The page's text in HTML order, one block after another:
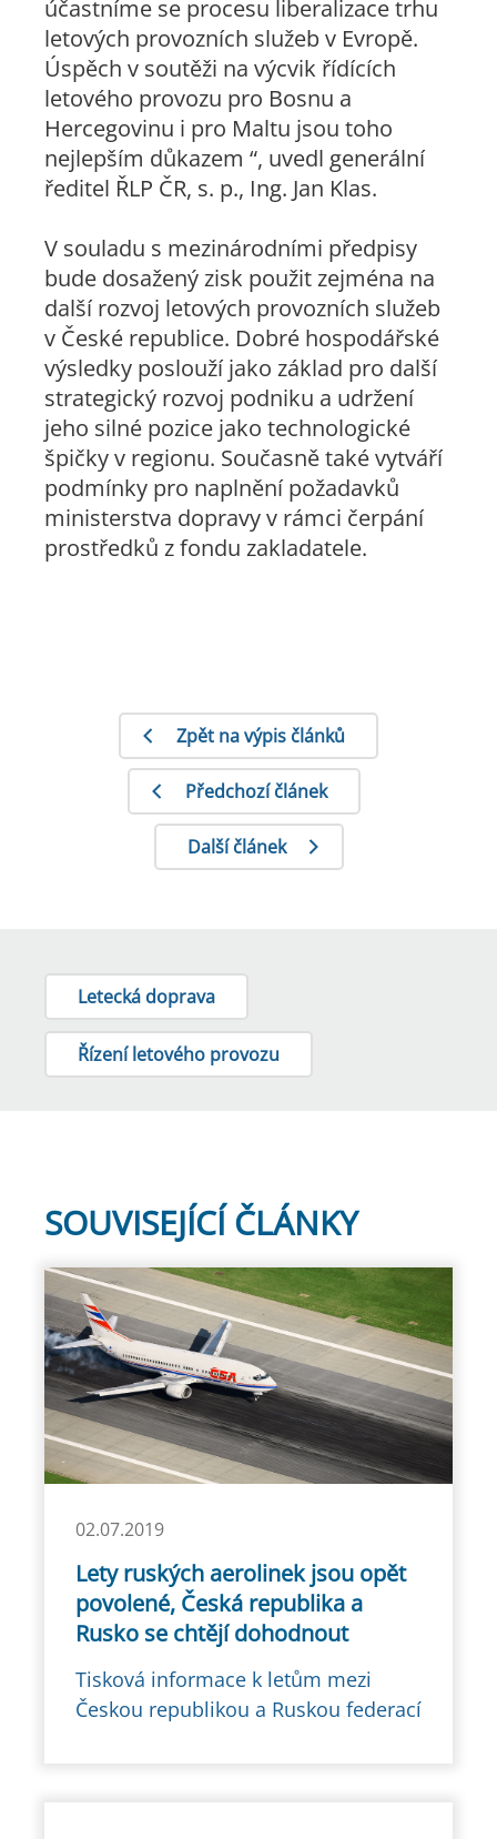
účastníme se procesu liberalizace trhu
letových provozních služeb v Evropě.
Úspěch v soutěži na výcvik řídících
letového provozu pro Bosnu a
Hercegovinu i pro Maltu jsou toho
nejlepším důkazem “, uvedl generální
ředitel ŘLP ČR, s. p., Ing. Jan Klas.
V souladu s mezinárodními předpisy
bude dosažený zisk použit zejména na
další rozvoj letových provozních služeb
v České republice. Dobré hospodářské
výsledky poslouží jako základ pro další
strategický rozvoj podniku a udržení
jeho silné pozice jako technologické
špičky v regionu. Současně také vytváří
podmínky pro naplnění požadavků
ministerstva dopravy v rámci čerpání
prostředků z fondu zakladatele.
Zpět na výpis článků
Předchozí článek
Další článek
Letecká doprava
Řízení letového provozu
SOUVISEJÍCÍ ČLÁNKY
02.07.2019
Lety ruských aerolinek jsou opět
povolené, Česká republika a
Rusko se chtějí dohodnout
Tisková informace k letům mezi
Českou republikou a Ruskou federací